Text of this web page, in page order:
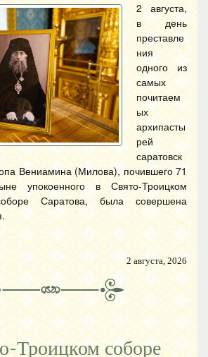
2 августа,
в день
преставле
ния
одного из
самых
почитаем
ых
архипасты
рей
саратовск
Вениамина (Милова), почившего 71
упокоенного в Свято-Троицком
Саратова, была совершена
2 августа, 2026
Троицком соборе